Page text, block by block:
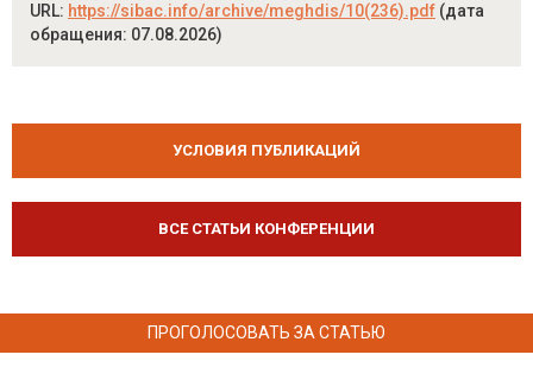
URL: https://sibac.info/archive/meghdis/10(236).pdf (дата
обращения: 07.08.2026)
УСЛОВИЯ ПУБЛИКАЦИЙ
ВСЕ СТАТЬИ КОНФЕРЕНЦИИ
ПРОГОЛОСОВАТЬ ЗА СТАТЬЮ